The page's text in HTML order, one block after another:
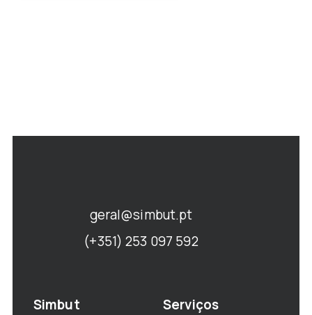
geral@simbut.pt
(+351) 253 097 592
Simbut Serviços